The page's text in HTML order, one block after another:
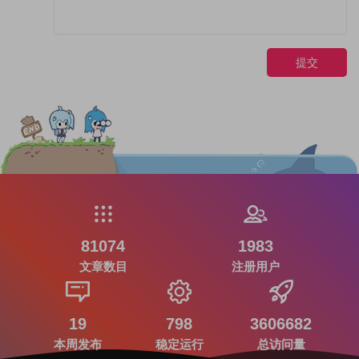
提交
81074
文章数目
1983
注册用户
19
本周发布
798
稳定运行
3606682
总访问量